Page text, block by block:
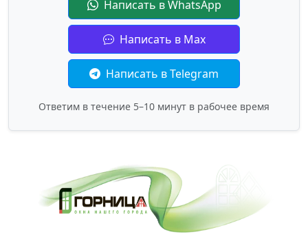
Написать в WhatsApp
Написать в Max
Написать в Telegram
Ответим в течение 5–10 минут в рабочее время